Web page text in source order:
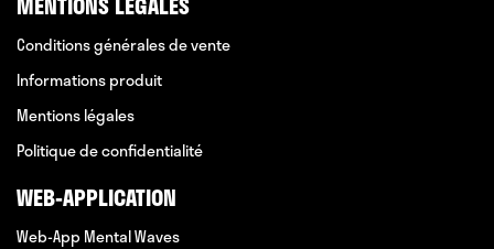
Conditions générales de vente
Informations produit
Mentions légales
Politique de confidentialité
WEB-APPLICATION
Web-App Mental Waves